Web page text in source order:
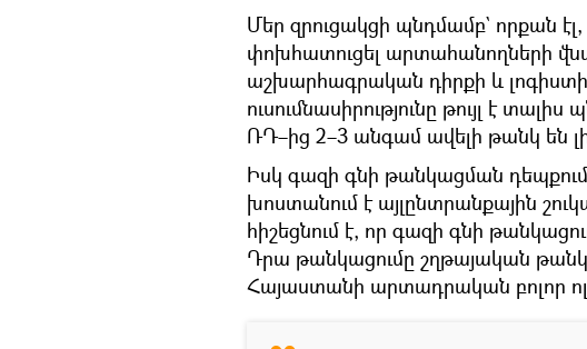
Մեր զրուցակցի պնդմամբ` որքան
փոխհատուցել արտահանողների
աշխարհագրական դիրքի և լոգիստիկ
ուսումնասիրությունը թույլ է
ՌԴ–ից 2–3 անգամ ավելի թանկ են
Իսկ գազի գնի թանկացման դեպքում
խոստանում է այլընտրանքային
հիշեցնում է, որ գազի գնի
Դրա թանկացումը շղթայական
Հայաստանի արտադրական բոլոր